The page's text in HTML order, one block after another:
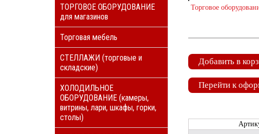
ТОРГОВОЕ ОБОРУДОВАНИЕ
для магазинов
Торговая мебель
СТЕЛЛАЖИ (торговые и
складские)
ХОЛОДИЛЬНОЕ
ОБОРУДОВАНИЕ (камеры,
витрины, лари, шкафы, горки,
столы)
Торговое
Добавить в
Перейти к